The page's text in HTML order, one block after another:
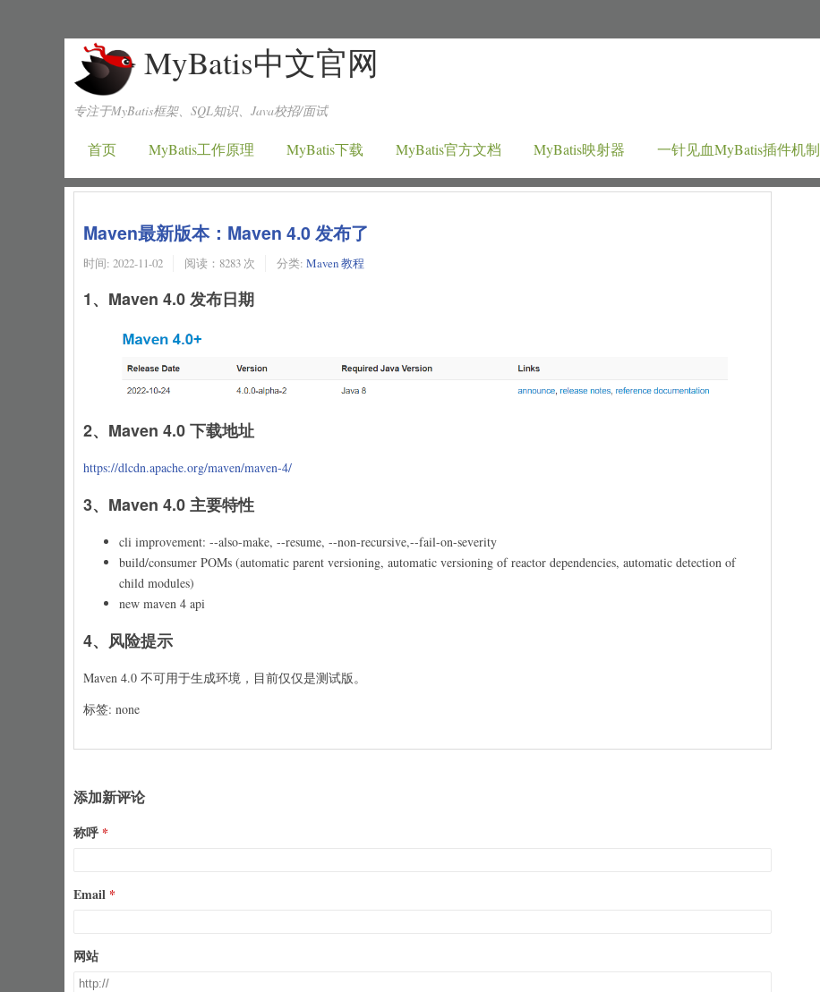
MyBatis中文官网
专注于MyBatis框架、SQL知识、Java校招/面试
首页 MyBatis工作原理 MyBatis下载 MyBatis官方文档 MyBatis映射器 一针见血MyBatis插件机制
Maven最新版本：Maven 4.0 发布了
时间: 2022-11-02 阅读：8283 次 分类: Maven 教程
1、Maven 4.0 发布日期
2、Maven 4.0 下载地址
https://dlcdn.apache.org/maven/maven-4/
3、Maven 4.0 主要特性
cli improvement: --also-make, --resume, --non-recursive,--fail-on-severity
build/consumer POMs (automatic parent versioning, automatic versioning of reactor dependencies, automatic detection of
child modules)
new maven 4 api
4、风险提示
Maven 4.0 不可用于生成环境，目前仅仅是测试版。
标签: none
添加新评论
称呼
Email
网站